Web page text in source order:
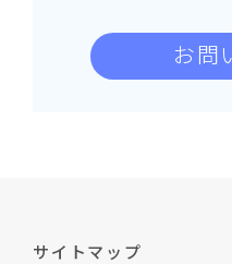
お問
サイトマップ